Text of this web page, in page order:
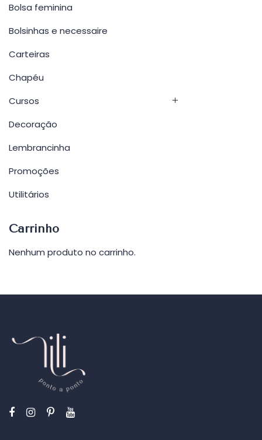
Bolsa feminina
Bolsinhas e necessaire
Carteiras
Chapéu
Cursos
Decoração
Lembrancinha
Promoções
Utilitários
Carrinho
Nenhum produto no carrinho.